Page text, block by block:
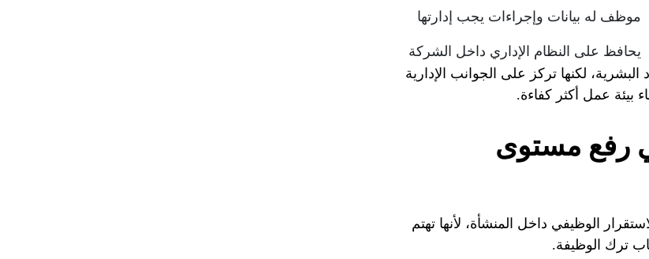
موظف له بيانات وإجراءات يجب إدارتها
يحافظ على النظام الإداري داخل الشركة
لكنها تركز على الجوانب الإدارية
بيئة عمل أكثر كفاءة.
رفع مستوى
الوظيفي داخل المنشأة، لأنها تهتم
ترك الوظيفة.